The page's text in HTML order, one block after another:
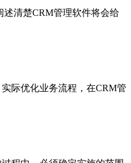
清楚CRM管理软件将会给
际优化业务流程，在CRM管